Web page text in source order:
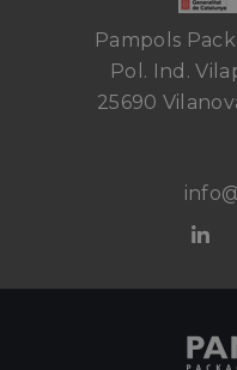
Pampols
Pol. Ind.
25690